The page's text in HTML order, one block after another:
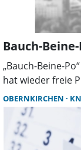
Bauch-
„Bauch-Beine-
hat wieder freie
OBERNKIRCHEN